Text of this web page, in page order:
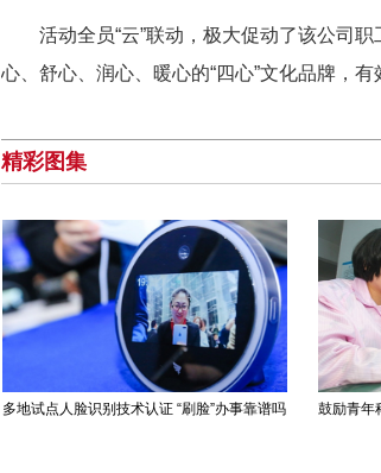
活动全员“云”联动，极大促动了该公司
心、舒心、润心、暖心的“四心”文化品牌，